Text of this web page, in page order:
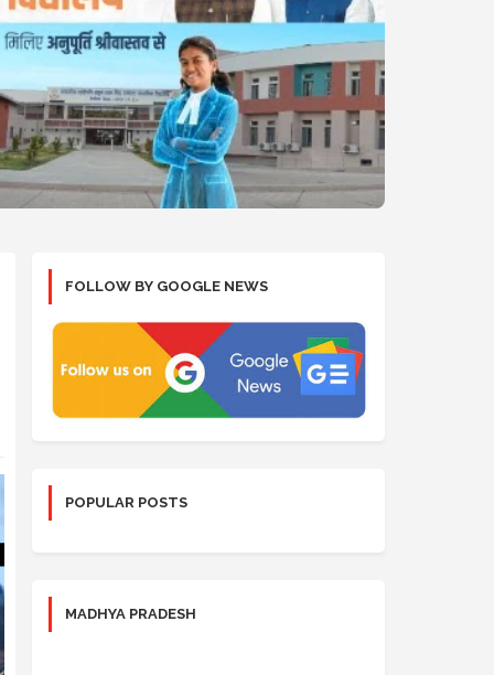
FOLLOW BY GOOGLE NEWS
POPULAR POSTS
MADHYA PRADESH